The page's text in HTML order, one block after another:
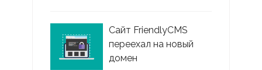
Сайт FriendlyCMS
переехал на новый
домен